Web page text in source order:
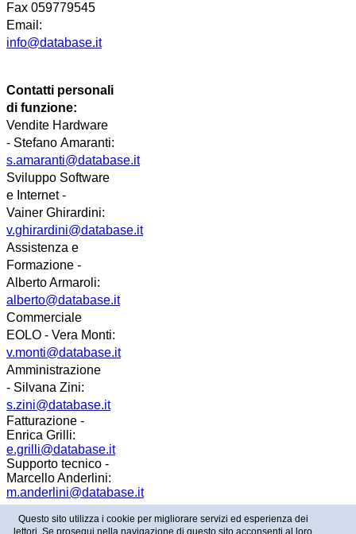
Fax 059779545
Email:
info@database.it
Contatti personali
di funzione:
Vendite Hardware
- Stefano Amaranti:
s.amaranti@database.it
Sviluppo Software
e Internet -
Vainer Ghirardini:
v.ghirardini@database.it
Assistenza e
Formazione -
Alberto Armaroli:
alberto@database.it
Commerciale
EOLO - Vera Monti:
v.monti@database.it
Amministrazione
- Silvana Zini:
s.zini@database.it
Fatturazione -
Enrica Grilli:
e.grilli@database.it
Supporto tecnico -
Marcello Anderlini:
m.anderlini@database.it
Questo sito utilizza i cookie per migliorare servizi ed esperienza dei
lettori. Se prosegui nella navigazione di questo sito acconsenti al loro